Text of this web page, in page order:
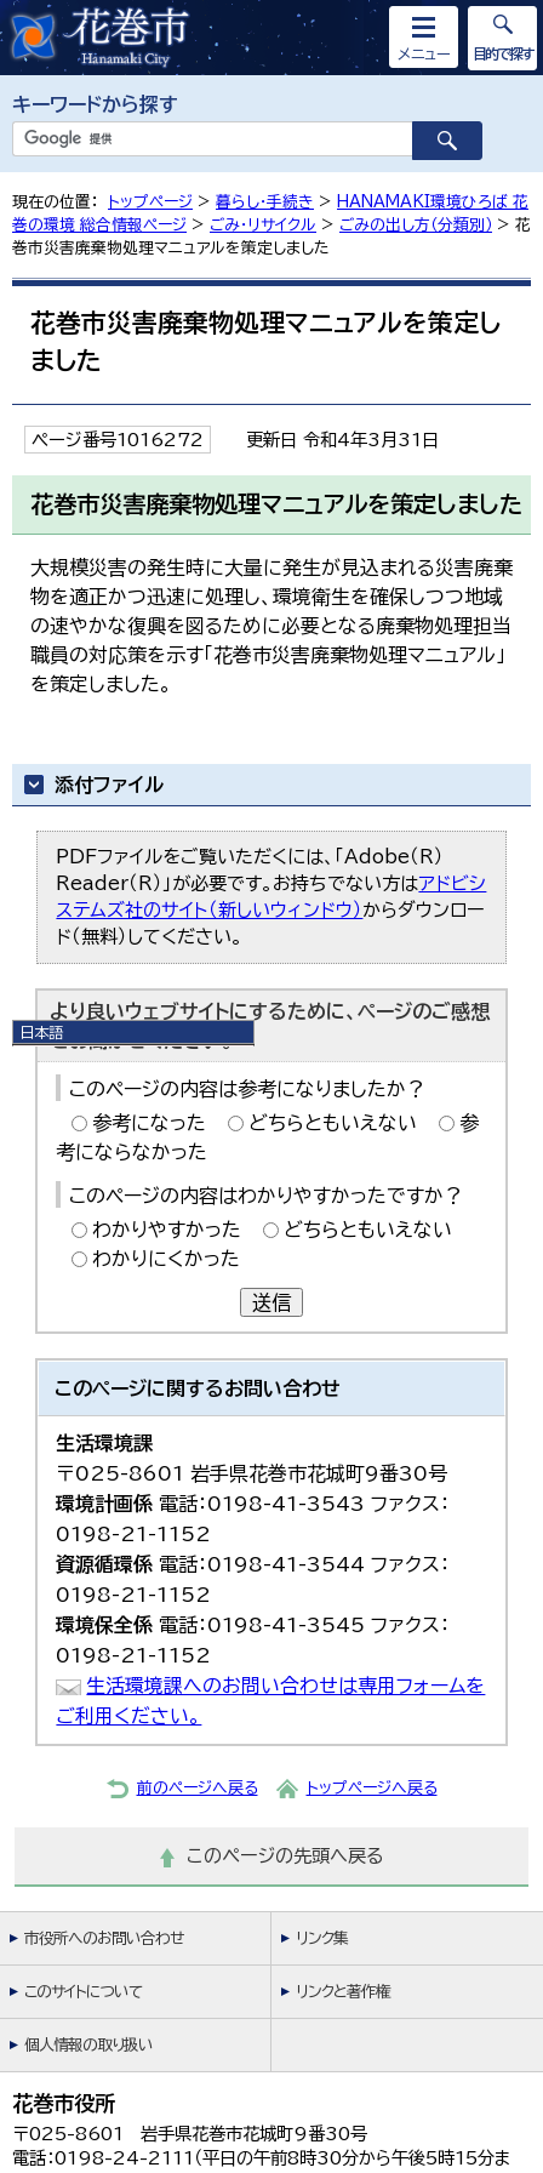
キーワードから探す
メニュー
日本語
English
한국어
简体中文
繁體中文
目的で探す
現在の位置： トップページ > 暮らし・手続き > HANAMAKI環境ひろば 花
巻の環境 総合情報ページ > ごみ・リサイクル > ごみの出し方（分類別） > 花
巻市災害廃棄物処理マニュアルを策定しました
花巻市災害廃棄物処理マニュアルを策定し
ました
ページ番号1016272 更新日 令和4年3月31日
花巻市災害廃棄物処理マニュアルを策定しました
大規模災害の発生時に大量に発生が見込まれる災害廃棄
物を適正かつ迅速に処理し、環境衛生を確保しつつ地域
の速やかな復興を図るために必要となる廃棄物処理担当
職員の対応策を示す「花巻市災害廃棄物処理マニュアル」
を策定しました。
添付ファイル
PDFファイルをご覧いただくには、「Adobe（R）
Reader（R）」が必要です。お持ちでない方はアドビシ
ステムズ社のサイト（新しいウィンドウ） からダウンロー
ド（無料）してください。
より良いウェブサイトにするために、ページのご感想
をお聞かせください。
このページの内容は参考になりましたか？
参考になった
どちらともいえない
参
考にならなかった
このページの内容はわかりやすかったですか？
わかりやすかった
どちらともいえない
わかりにくかった
送信
このページに関するお問い合わせ
生活環境課
〒025-8601 岩手県花巻市花城町9番30号
環境計画係 電話：0198-41-3543 ファクス：
0198-21-1152
資源循環係 電話：0198-41-3544 ファクス：
0198-21-1152
環境保全係 電話：0198-41-3545 ファクス：
0198-21-1152
生活環境課へのお問い合わせは専用フォームを
ご利用ください。
前のページへ戻る トップページへ戻る
このページの先頭へ戻る
市役所へのお問い合わせ リンク集
このサイトについて リンクと著作権
個人情報の取り扱い
花巻市役所
〒025-8601 岩手県花巻市花城町9番30号
電話：0198-24-2111（平日の午前8時30分から午後5時15分ま